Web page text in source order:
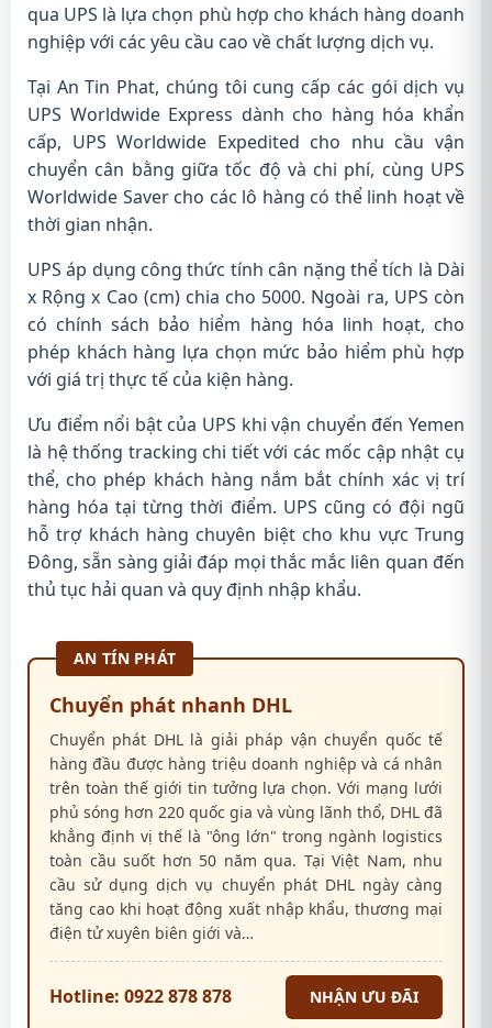
qua UPS là lựa chọn phù hợp cho khách hàng doanh
nghiệp với các yêu cầu cao về chất lượng dịch vụ.
Tại An Tin Phat, chúng tôi cung cấp các gói dịch vụ
UPS Worldwide Express dành cho hàng hóa khẩn
cấp, UPS Worldwide Expedited cho nhu cầu vận
chuyển cân bằng giữa tốc độ và chi phí, cùng UPS
Worldwide Saver cho các lô hàng có thể linh hoạt về
thời gian nhận.
UPS áp dụng công thức tính cân nặng thể tích là Dài
x Rộng x Cao (cm) chia cho 5000. Ngoài ra, UPS còn
có chính sách bảo hiểm hàng hóa linh hoạt, cho
phép khách hàng lựa chọn mức bảo hiểm phù hợp
với giá trị thực tế của kiện hàng.
Ưu điểm nổi bật của UPS khi vận chuyển đến Yemen
là hệ thống tracking chi tiết với các mốc cập nhật cụ
thể, cho phép khách hàng nắm bắt chính xác vị trí
hàng hóa tại từng thời điểm. UPS cũng có đội ngũ
hỗ trợ khách hàng chuyên biệt cho khu vực Trung
Đông, sẵn sàng giải đáp mọi thắc mắc liên quan đến
thủ tục hải quan và quy định nhập khẩu.
AN TÍN PHÁT
Chuyển phát nhanh DHL
Chuyển phát DHL là giải pháp vận chuyển quốc tế
hàng đầu được hàng triệu doanh nghiệp và cá nhân
trên toàn thế giới tin tưởng lựa chọn. Với mạng lưới
phủ sóng hơn 220 quốc gia và vùng lãnh thổ, DHL đã
khẳng định vị thế là "ông lớn" trong ngành logistics
toàn cầu suốt hơn 50 năm qua. Tại Việt Nam, nhu
cầu sử dụng dịch vụ chuyển phát DHL ngày càng
tăng cao khi hoạt động xuất nhập khẩu, thương mại
điện tử xuyên biên giới và…
Hotline: 0922 878 878 NHẬN ƯU ĐÃI